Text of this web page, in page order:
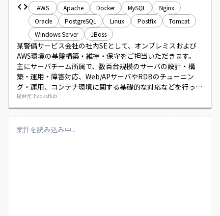
AWS Apache Docker MySQL
Nginx
Oracle
PostgreSQL Linux Postfix
Tomcat
Windows Server
JBoss
某警備サービス会社の社内SEとして、オンプレミスおよび
AWS環境の基盤構築・維持・保守をご担当いただきます。
主にサーバチーム所属で、数百台規模のサーバの設計・構
築・運用・障害対応、Web/APサーバやRDBのチューニン
グ・運用、コンテナ環境に関する基礎的な対応などを行って
いただきます。
提供元: hacksHub
案件を読み込み中...